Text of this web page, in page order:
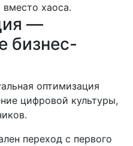
вместо хаоса.
—
бизнес-
оптимизация
цифровой культуры,
переход с первого